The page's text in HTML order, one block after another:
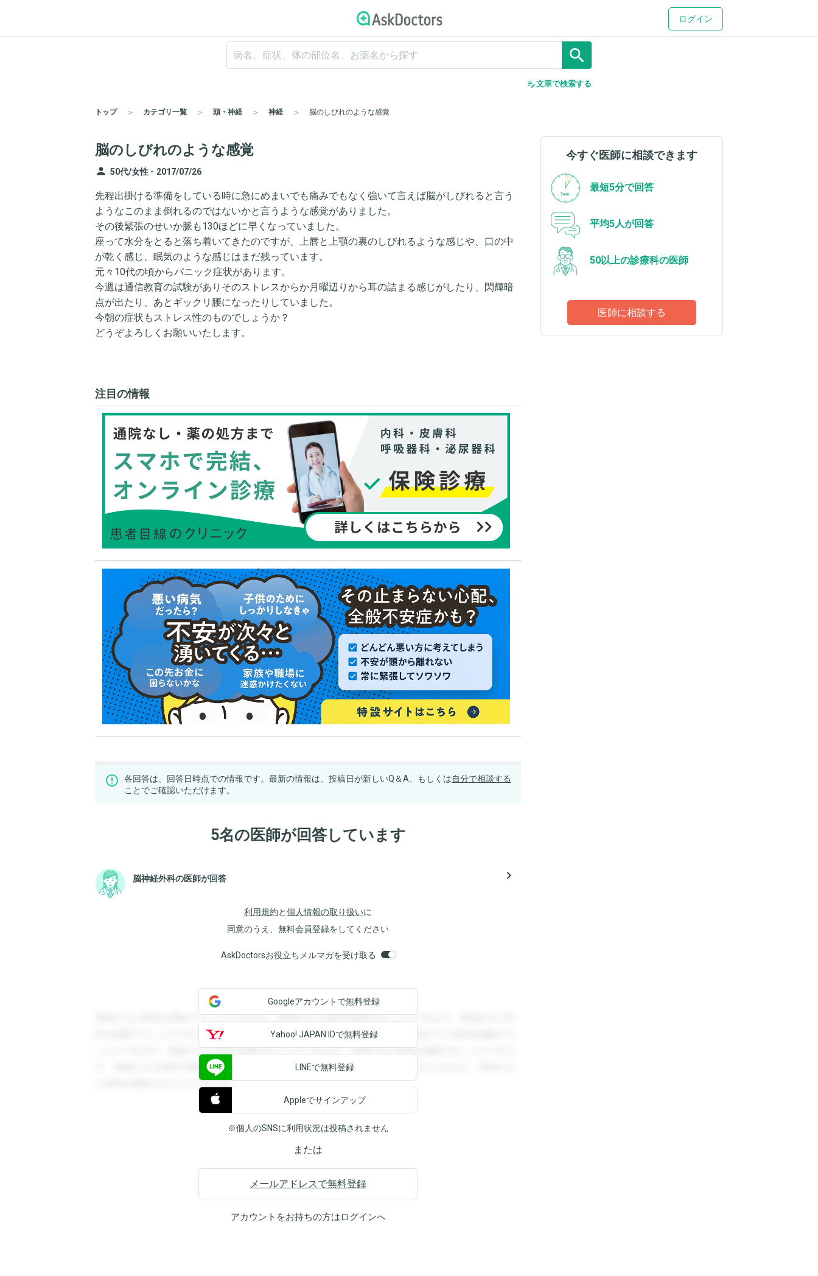
ログイン
search
edit_note文章で検索する
トップ カテゴリ一覧 頭・神経 神経 脳のしびれのような感覚
脳のしびれのような感覚
person 50代/女性 - 2017/07/26
先程出掛ける準備をしている時に急にめまいでも痛みでもなく強いて言えば脳がしびれると言う
ようなこのまま倒れるのではないかと言うような感覚がありました。
その後緊張のせいか脈も130ほどに早くなっていました。
座って水分をとると落ち着いてきたのですが、上唇と上顎の裏のしびれるような感じや、口の中
が乾く感じ、眠気のような感じはまだ残っています。
元々10代の頃からパニック症状があります。
今週は通信教育の試験がありそのストレスからか月曜辺りから耳の詰まる感じがしたり、閃輝暗
点が出たり、あとギックリ腰になったりしていました。
今朝の症状もストレス性のものでしょうか？
どうぞよろしくお願いいたします。
注目の情報
各回答は、回答日時点での情報です。最新の情報は、投稿日が新しいQ＆A、もしくは自分で相談する
ことでご確認いただけます。
5名の医師が回答しています
脳神経外科の医師が回答 navigate_next
利用規約と個人情報の取り扱いに
同意のうえ、無料会員登録をしてください
AskDoctorsお役立ちメルマガを受け取る
登録すると回答を閲覧することができます。登録すると回答を閲覧することができます。登録すると回
答を閲覧することができます。登録すると回答を閲覧することができます。登録すると回答を閲覧する
ことができます。登録すると回答を閲覧することができます。登録すると回答を閲覧することができま
す。登録すると回答を閲覧することができます。登録すると回答を閲覧することができます。登録する
と回答を閲覧することができます。
Googleアカウントで無料登録
Yahoo! JAPAN IDで無料登録
LINEで無料登録
Appleでサインアップ
※個人のSNSに利用状況は投稿されません
または
メールアドレスで無料登録
アカウントをお持ちの方はログインへ
今すぐ医師に相談できます
最短5分で回答
平均5人が回答
50以上の診療科の医師
医師に相談する